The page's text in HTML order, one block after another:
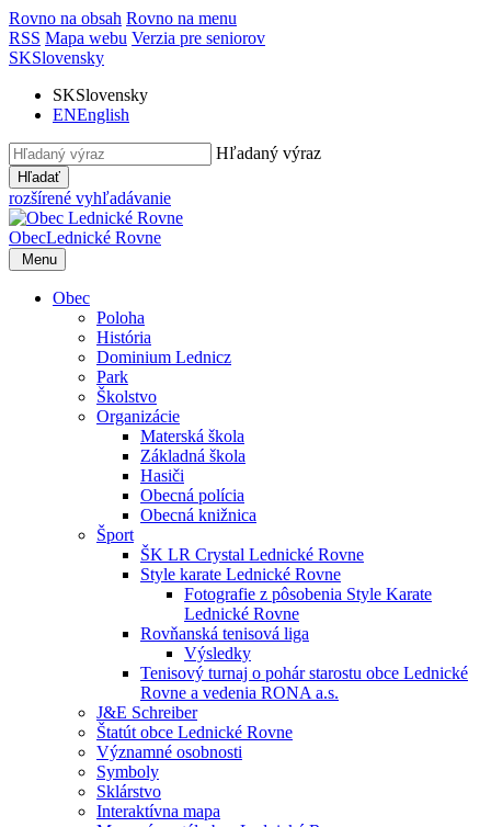
Rovno na obsah Rovno na menu
RSS Mapa webu Verzia pre seniorov
SKSlovensky
SKSlovensky
ENEnglish
Hľadaný výraz
Hľadať
rozšírené vyhľadávanie
ObecLednické Rovne
Menu
Obec
Poloha
História
Dominium Lednicz
Park
Školstvo
Organizácie
Materská škola
Základná škola
Hasiči
Obecná polícia
Obecná knižnica
Šport
ŠK LR Crystal Lednické Rovne
Style karate Lednické Rovne
Fotografie z pôsobenia Style Karate
Lednické Rovne
Rovňanská tenisová liga
Výsledky
Tenisový turnaj o pohár starostu obce Lednické
Rovne a vedenia RONA a.s.
J&E Schreiber
Štatút obce Lednické Rovne
Významné osobnosti
Symboly
Sklárstvo
Interaktívna mapa